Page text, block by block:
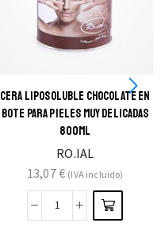
CERA LIPOSOLUBLE CHOCOLATE EN
BOTE PARA PIELES MUY DELICADAS
800ML
RO.IAL
13,07€ (IVA incluido)